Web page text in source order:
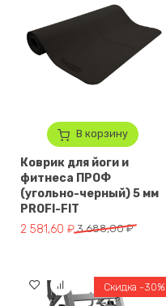
В корзину
Коврик для йоги и
фитнеса ПРОФ
(угольно-черный) 5 мм
PROFI-FIT
3 688,00₽
Первоначальная цена
2 581,60 ₽
Текущая цена: 2 581,60 ₽.
Скидка -30%